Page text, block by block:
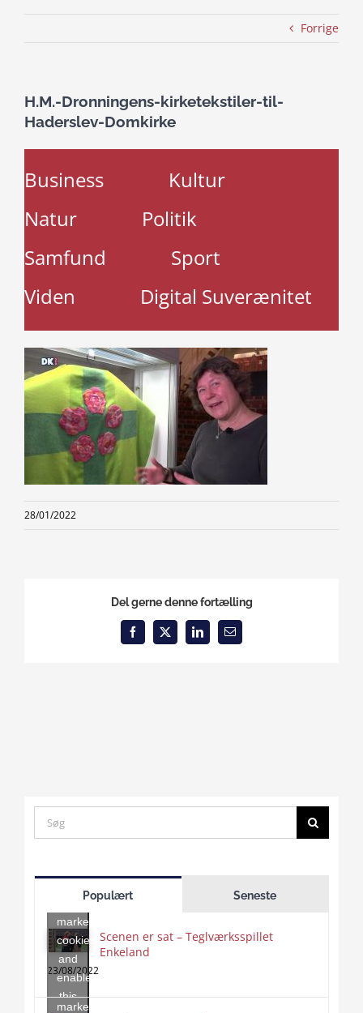
Forrige
H.M.-Dronningens-kirketekstiler-til-
Haderslev-Domkirke
Business
Kultur
Natur
Politik
Samfund
Sport
Viden
Digital Suverænitet
28/01/2022
Del gerne denne fortælling
Facebook
X LinkedInEmail
Search
for:
Populært Seneste
accept
marketing
cookies
and
enable
this
Scenen er sat – Teglværksspillet
Enkeland
23/08/2022
Click
to
marketing